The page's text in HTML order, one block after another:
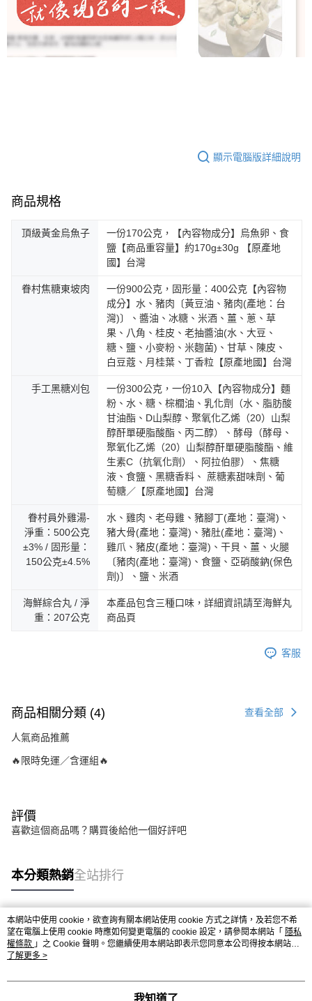
顯示電腦版詳細說明
商品規格
頂級黃金烏魚子
一份170公克，【內容物成分】烏魚卵、食
鹽【商品重容量】約170g±30g 【原產地
國】台灣
眷村焦糖東坡肉
一份900公克，固形量：400公克【內容物
成分】水、豬肉〔黃豆油、豬肉(產地：台
灣)〕、醬油、冰糖、米酒、薑、蔥、草
果、八角、桂皮、老抽醬油(水、大豆、
糖、鹽、小麥粉、米麴菌)、甘草、陳皮、
白豆蔻、月桂葉、丁香粒【原產地國】台灣
手工黑糖刈包
一份300公克，一份10入【內容物成分】麵
粉、水、糖、棕櫚油、乳化劑（水、脂肪酸
甘油酯、D山梨醇、聚氧化乙烯（20）山梨
醇酐單硬脂酸酯、丙二醇）、酵母（酵母、
聚氧化乙烯（20）山梨醇酐單硬脂酸酯、維
生素C（抗氧化劑）、阿拉伯膠）、焦糖
液、食鹽、黑糖香料、 蔗糖素甜味劑、葡
萄糖／【原產地國】台灣
眷村員外雞湯-
淨重：500公克
±3% / 固形量：
150公克±4.5%
水、雞肉、老母雞、豬腳丁(產地：臺灣)、
豬大骨(產地：臺灣)、豬肚(產地：臺灣)、
雞爪、豬皮(產地：臺灣)、干貝、薑、火腿
〔豬肉(產地：臺灣)、食鹽、亞硝酸鈉(保色
劑)〕、鹽、米酒
海鮮綜合丸 / 淨
重：207公克
本產品包含三種口味，詳細資訊請至海鮮丸
商品頁
客服
商品相關分類 (4) 查看全部
人氣商品推薦
🔥限時免運／含運組🔥
評價
喜歡這個商品嗎？購買後給他一個好評吧
本分類熱銷全站排行
熱門標籤
本網站中使用 cookie，欲查詢有關本網站使用 cookie 方式之詳情，及若您不希
望在電腦上使用 cookie 時應如何變更電腦的 cookie 設定，請參閱本網站「 隱私
權條款 」之 Cookie 聲明。您繼續使用本網站即表示您同意本公司得按本網站使
用條款之 Cookie 聲明使用 cookie。
了解更多 >
我知道了